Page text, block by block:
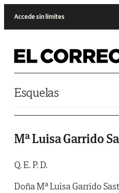
Accede sin límites
Esquelas
Mª Luisa Garrido
Q. E. P. D.
Doña Mª Luisa Garrido